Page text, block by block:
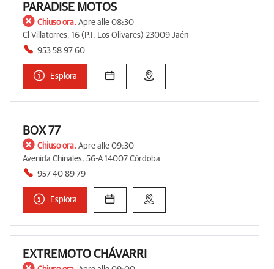
PARADISE MOTOS
Chiuso ora. Apre alle 08:30
Cl Villatorres, 16 (P.I. Los Olivares) 23009 Jaén
953 58 97 60
Esplora
BOX 77
Chiuso ora. Apre alle 09:30
Avenida Chinales, 56-A 14007 Córdoba
957 40 89 79
Esplora
EXTREMOTO CHÁVARRI